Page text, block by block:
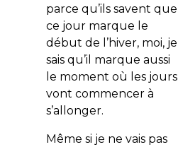
parce qu’ils savent que
ce jour marque le
début de l’hiver, moi, je
sais qu’il marque aussi
le moment où les jours
vont commencer à
s’allonger.
Même si je ne vais pas